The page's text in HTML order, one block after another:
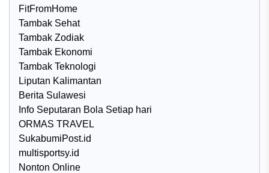
FitFromHome
Tambak Sehat
Tambak Zodiak
Tambak Ekonomi
Tambak Teknologi
Liputan Kalimantan
Berita Sulawesi
Info Seputaran Bola Setiap hari
ORMAS TRAVEL
SukabumiPost.id
multisportsy.id
Nonton Online